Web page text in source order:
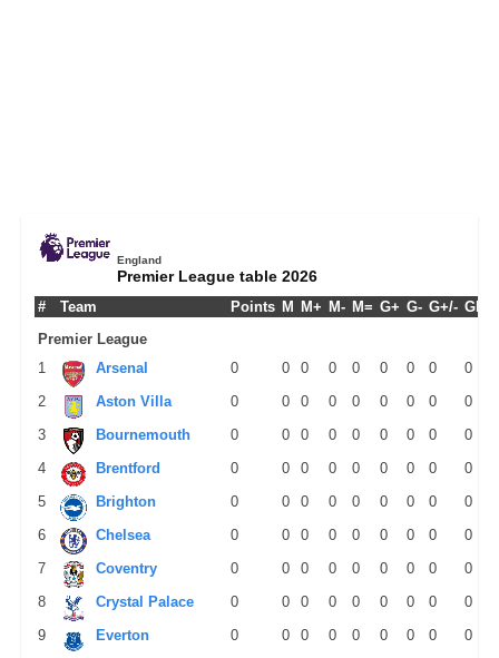
England
Premier League table 2026
# Team Points M M+ M- M= G+ G- G+/- GPM
Premier League
1
Arsenal 0 0 0 0 0 0 0 0
0
2
Aston Villa 0 0 0 0 0 0 0 0
0
3
Bournemouth 0 0 0 0 0 0 0 0
0
4
Brentford 0 0 0 0 0 0 0 0
0
5
Brighton 0 0 0 0 0 0 0 0
0
6
Chelsea 0 0 0 0 0 0 0 0
0
7
Coventry 0 0 0 0 0 0 0 0
0
8
Crystal Palace 0 0 0 0 0 0 0 0
0
9
Everton 0 0 0 0 0 0 0 0 0